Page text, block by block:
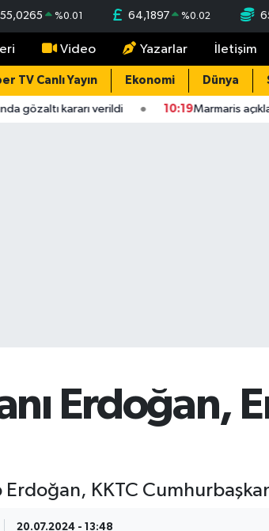
55,0265 %0.01 64,1897 %0.02
Video Yazarlar İletişim
TV Canlı Yayın Ekonomi Dünya
gözaltı kararı verildi 10:19Marmaris
Erdoğan,
Erdoğan, KKTC
20.07.2024 - 13:48